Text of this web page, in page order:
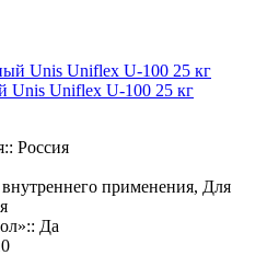
Unis Uniflex U-100 25 кг
Россия
применения, Для
Да